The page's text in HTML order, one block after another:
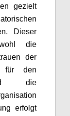
gezielt
Dieser
die
der
für den
die
erfolgt